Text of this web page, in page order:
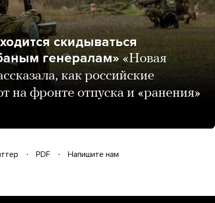
скидываться
генералам» «Новая
как российские
на фронте отпуска и «ранения»
PDF
Напишите нам